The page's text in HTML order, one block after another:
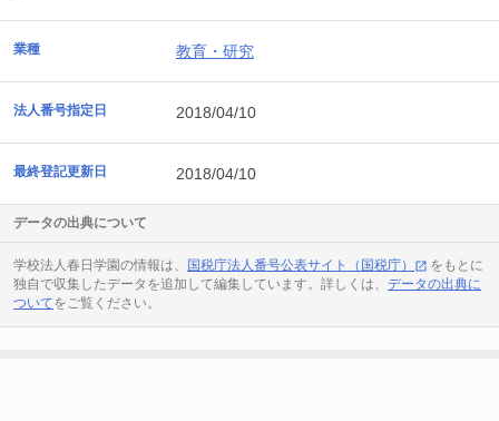
業種 教育・研究
法人番号指定日 2018/04/10
最終登記更新日 2018/04/10
データの出典について
学校法人春日学園の情報は、 国税庁法人番号公表サイト（国税庁）
をもとに
独自で収集したデータを追加して編集しています。詳しくは、 データの出典に
ついてをご覧ください。